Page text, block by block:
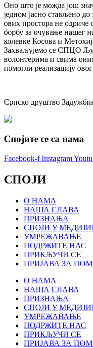
Оно што је можда још
једном јасно стављено
ових простора не одриче
борбу за очување нашег
колевке Косова и
Захваљујемо се СПЦО
волонтерима и свима
помогли реализацију
Српско друштво
Спојите се са нама
Facebook-f Instagram
СПОЈИ
О НАМА
НАША СЛАВА
ПРИЗНАЊА
СПОЈИ У
УМРЕЖАВАЊЕ
ПОДРЖИТЕ НАС
ПРИКЉУЧИ СЕ
ПРИЈАВА ЗА
О НАМА
НАША СЛАВА
ПРИЗНАЊА
СПОЈИ У
УМРЕЖАВАЊЕ
ПОДРЖИТЕ НАС
ПРИКЉУЧИ СЕ
ПРИЈАВА ЗА